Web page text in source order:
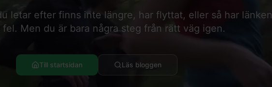
letar efter finns inte längre, har flyttat, eller så har länken
fel. Men du är bara några steg från rätt väg igen.
Till startsidan Läs bloggen